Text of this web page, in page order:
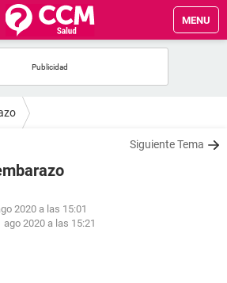
MENU
Siguiente Tema
2020 a las 15:01
ago 2020 a las 15:21